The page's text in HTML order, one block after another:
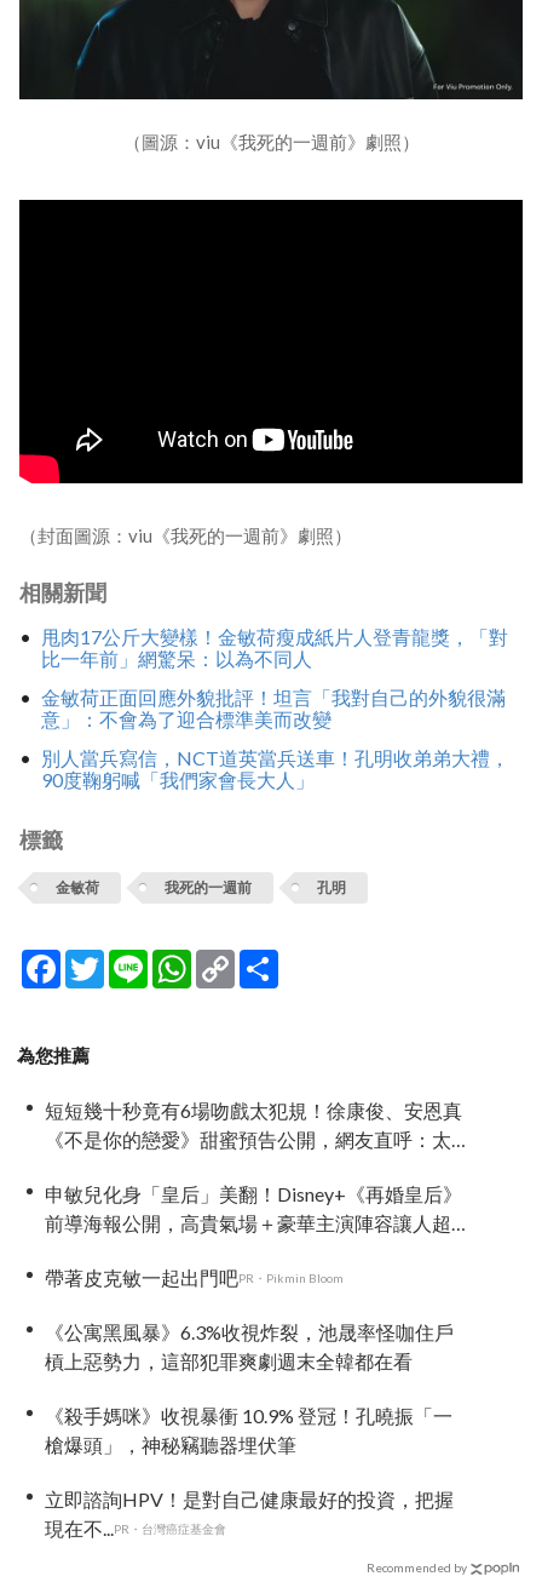
（圖源：viu《我死的一週前》劇照）
（封面圖源：viu《我死的一週前》劇照）
相關新聞
甩肉17公斤大變樣！金敏荷瘦成紙片人登青龍獎，「對
比一年前」網驚呆：以為不同人
金敏荷正面回應外貌批評！坦言「我對自己的外貌很滿
意」：不會為了迎合標準美而改變
別人當兵寫信，NCT道英當兵送車！孔明收弟弟大禮，
90度鞠躬喊「我們家會長大人」
標籤
金敏荷 我死的一週前 孔明
Facebook
TwitterLine WhatsApp
Copy
Link
為您推薦
短短幾十秒竟有6場吻戲太犯規！徐康俊、安恩真
《不是你的戀愛》甜蜜預告公開，網友直呼：太
申敏兒化身「皇后」美翻！Disney+《再婚皇后》
前導海報公開，高貴氣場＋豪華主演陣容讓人超
帶著皮克敏一起出門吧PR・Pikmin Bloom
《公寓黑風暴》6.3%收視炸裂，池晟率怪咖住戶
槓上惡勢力，這部犯罪爽劇週末全韓都在看
《殺手媽咪》收視暴衝 10.9% 登冠！孔曉振「一
槍爆頭」，神秘竊聽器埋伏筆
立即諮詢HPV！是對自己健康最好的投資，把握
現在不...PR・台灣癌症基金會
Recommended by